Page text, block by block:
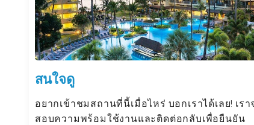
สนใจดู
อยากเข้าชมสถานที่นี้เมื่อไหร่ บอกเราได้เลย! เรา
สอบความพร้อมใช้งานและติดต่อกลับเพื่อยืนยัน